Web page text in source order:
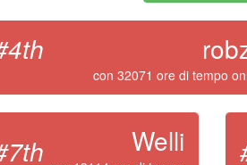
con 32071 ore di tempo
Welli